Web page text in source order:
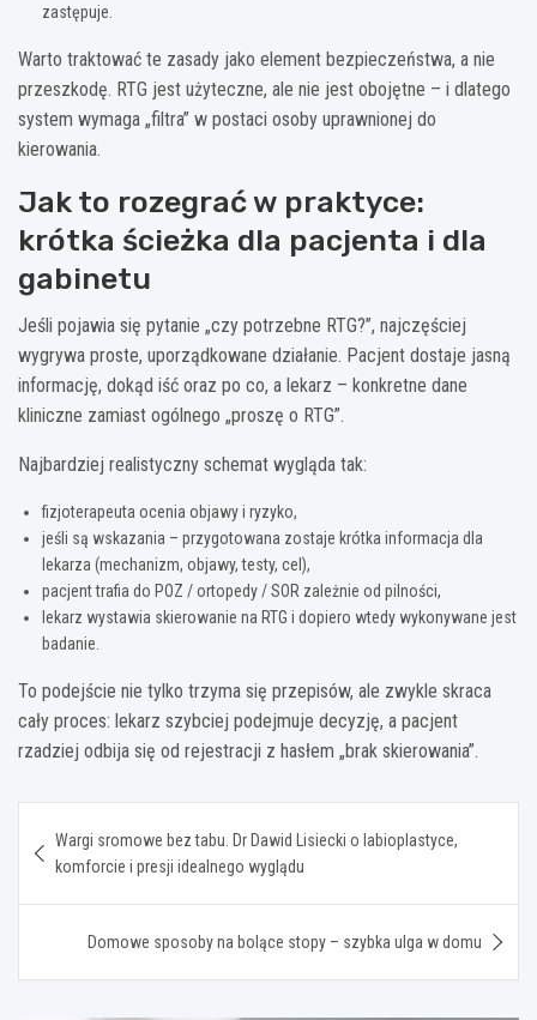
zastępuje.
Warto traktować te zasady jako element bezpieczeństwa, a nie
przeszkodę. RTG jest użyteczne, ale nie jest obojętne – i dlatego
system wymaga „filtra” w postaci osoby uprawnionej do
kierowania.
Jak to rozegrać w praktyce:
krótka ścieżka dla pacjenta i dla
gabinetu
Jeśli pojawia się pytanie „czy potrzebne RTG?”, najczęściej
wygrywa proste, uporządkowane działanie. Pacjent dostaje jasną
informację, dokąd iść oraz po co, a lekarz – konkretne dane
kliniczne zamiast ogólnego „proszę o RTG”.
Najbardziej realistyczny schemat wygląda tak:
fizjoterapeuta ocenia objawy i ryzyko,
jeśli są wskazania – przygotowana zostaje krótka informacja dla
lekarza (mechanizm, objawy, testy, cel),
pacjent trafia do POZ / ortopedy / SOR zależnie od pilności,
lekarz wystawia skierowanie na RTG i dopiero wtedy wykonywane jest
badanie.
To podejście nie tylko trzyma się przepisów, ale zwykle skraca
cały proces: lekarz szybciej podejmuje decyzję, a pacjent
rzadziej odbija się od rejestracji z hasłem „brak skierowania”.
wpisu
Wargi sromowe bez tabu. Dr Dawid Lisiecki o labioplastyce,
komforcie i presji idealnego wyglądu
Domowe sposoby na bolące stopy – szybka ulga w domu